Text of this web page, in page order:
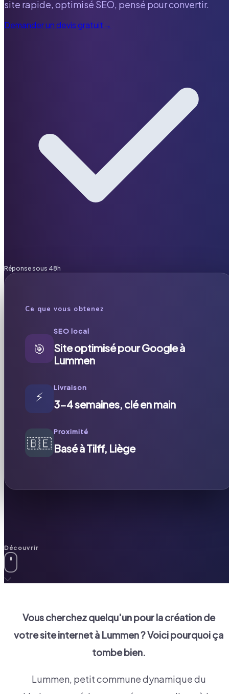
site rapide, optimisé SEO, pensé pour convertir.
Demander un devis gratuit→
Réponse sous 48h
Ce que vous obtenez
🎯
SEO local
Site optimisé pour Google à
Lummen
⚡
Livraison
3-4 semaines, clé en main
🇧🇪
Proximité
Basé à Tilff, Liège
Découvrir
Vous cherchez quelqu'un pour la création de
votre site internet à Lummen? Voici pourquoi ça
tombe bien.
Lummen, petit commune dynamique du